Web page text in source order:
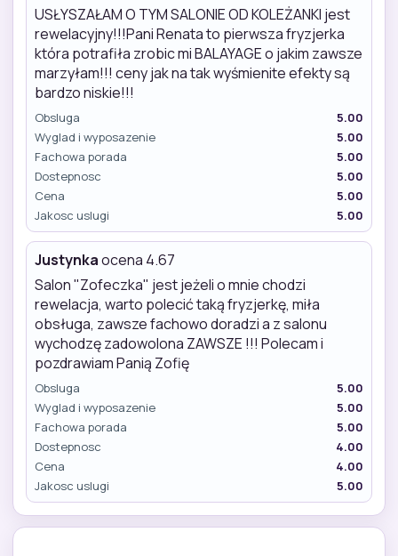
USŁYSZAŁAM O TYM SALONIE OD KOLEŻANKI jest
rewelacyjny!!!Pani Renata to pierwsza fryzjerka
która potrafiła zrobic mi BALAYAGE o jakim zawsze
marzyłam!!! ceny jak na tak wyśmienite efekty są
bardzo niskie!!!
Obsluga
5.00
Wyglad i wyposazenie
5.00
Fachowa porada
5.00
Dostepnosc
5.00
Cena
5.00
Jakosc uslugi
5.00
Justynkaocena 4.67
Salon "Zofeczka" jest jeżeli o mnie chodzi
rewelacja, warto polecić taką fryzjerkę, miła
obsługa, zawsze fachowo doradzi a z salonu
wychodzę zadowolona ZAWSZE !!! Polecam i
pozdrawiam Panią Zofię
Obsluga
5.00
Wyglad i wyposazenie
5.00
Fachowa porada
5.00
Dostepnosc
4.00
Cena
4.00
Jakosc uslugi
5.00